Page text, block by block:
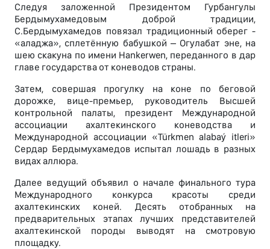
Следуя заложенной Президентом Гурбангулы
Бердымухамедовым доброй традиции,
С.Бердымухамедов повязал традиционный оберег -
«аладжа», сплетённую бабушкой – Огулабат эне, на
шею скакуна по имени Hankerwen, переданного в дар
главе государства от коневодов страны.
Затем, совершая прогулку на коне по беговой
дорожке, вице-премьер, руководитель Высшей
контрольной палаты, президент Международной
ассоциации ахалтекинского коневодства и
Международной ассоциации «Türkmen alabaý itleri»
Сердар Бердымухамедов испытал лошадь в разных
видах аллюра.
Далее ведущий объявил о начале финального тура
Международного конкурса красоты среди
ахалтекинских коней. Десять отобранных на
предварительных этапах лучших представителей
ахалтекинской породы выводят на смотровую
площадку.